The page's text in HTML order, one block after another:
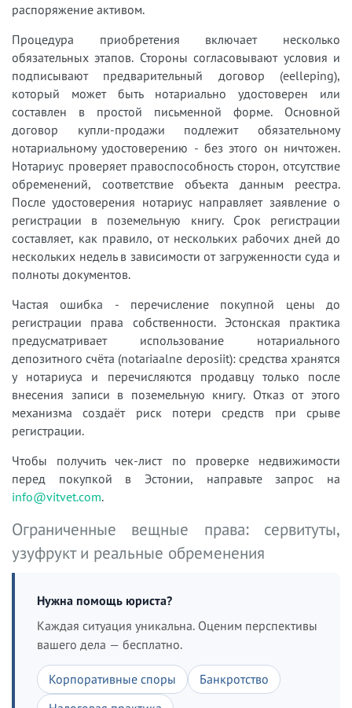
распоряжение активом.
Процедура приобретения включает несколько
обязательных этапов. Стороны согласовывают условия и
подписывают предварительный договор (eelleping),
который может быть нотариально удостоверен или
составлен в простой письменной форме. Основной
договор купли-продажи подлежит обязательному
нотариальному удостоверению - без этого он ничтожен.
Нотариус проверяет правоспособность сторон, отсутствие
обременений, соответствие объекта данным реестра.
После удостоверения нотариус направляет заявление о
регистрации в поземельную книгу. Срок регистрации
составляет, как правило, от нескольких рабочих дней до
нескольких недель в зависимости от загруженности суда и
полноты документов.
Частая ошибка - перечисление покупной цены до
регистрации права собственности. Эстонская практика
предусматривает использование нотариального
депозитного счёта (notariaalne deposiit): средства хранятся
у нотариуса и перечисляются продавцу только после
внесения записи в поземельную книгу. Отказ от этого
механизма создаёт риск потери средств при срыве
регистрации.
Чтобы получить чек-лист по проверке недвижимости
перед покупкой в Эстонии, направьте запрос на
info@vitvet.com.
Ограниченные вещные права: сервитуты,
узуфрукт и реальные обременения
Нужна помощь юриста?
Каждая ситуация уникальна. Оценим перспективы
вашего дела — бесплатно.
Корпоративные споры
Банкротство